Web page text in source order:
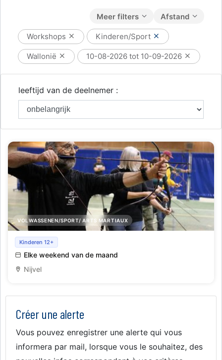
Afstand
Meer filters
Workshops Kinderen/Sport
Wallonië 10-08-2026 tot 10-09-2026
leeftijd van de deelnemer :
VOLWASSENEN/SPORT/ ARTS MARTIAUX
Aziatisch boogschieten
Kinderen 12+
Elke weekend van de maand
Nijvel
Créer une alerte
Vous pouvez enregistrer une alerte qui vous
informera par mail, lorsque vous le souhaitez, des